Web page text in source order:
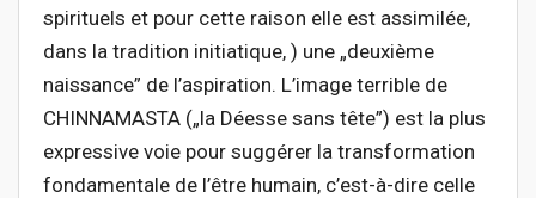
spirituels et pour cette raison elle est assimilée,
dans la tradition initiatique, ) une „deuxième
naissance” de l’aspiration. L’image terrible de
CHINNAMASTA („la Déesse sans tête”) est la plus
expressive voie pour suggérer la transformation
fondamentale de l’être humain, c’est-à-dire celle